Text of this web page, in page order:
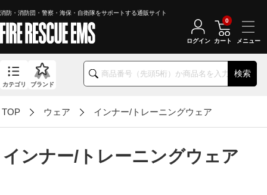
消防・消防団・警察・海保・自衛隊をサポートする通販サイト
検索
カテゴリ ブランド
ログイン カート
0
TOP ウェア インナー/トレーニングウェア
インナー/トレーニングウェア